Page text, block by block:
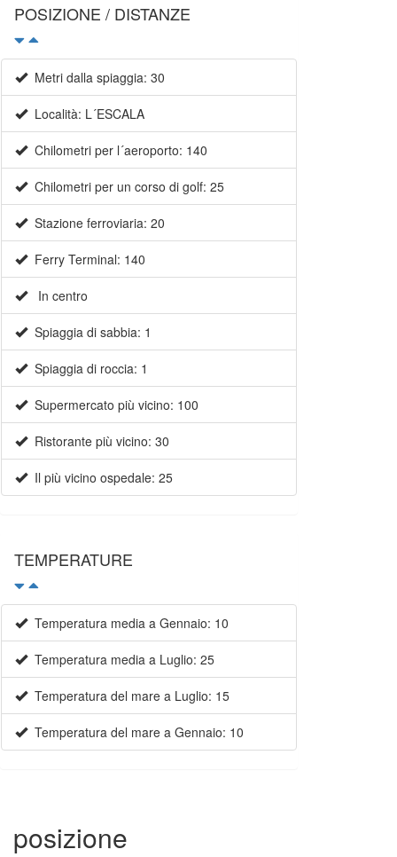
POSIZIONE / DISTANZE
Metri dalla spiaggia: 30
Località: L´ESCALA
Chilometri per l´aeroporto: 140
Chilometri per un corso di golf: 25
Stazione ferroviaria: 20
Ferry Terminal: 140
In centro
Spiaggia di sabbia: 1
Spiaggia di roccia: 1
Supermercato più vicino: 100
Ristorante più vicino: 30
Il più vicino ospedale: 25
TEMPERATURE
Temperatura media a Gennaio: 10
Temperatura media a Luglio: 25
Temperatura del mare a Luglio: 15
Temperatura del mare a Gennaio: 10
posizione
Appartamento